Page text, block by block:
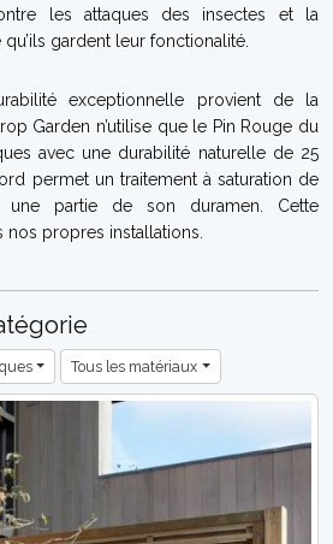
les attaques des insectes et la
gardent leur fonctionalité.
exceptionnelle provient de la
Garden n’utilise que le Pin Rouge du
avec une durabilité naturelle de 25
permet un traitement à saturation de
partie de son duramen. Cette
nos propres installations.
Tous les matériaux